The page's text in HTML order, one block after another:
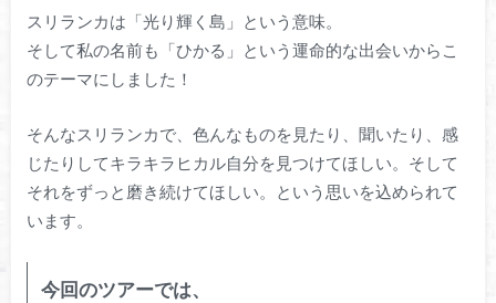
スリランカは「光り輝く島」という意味。
そして私の名前も「ひかる」という運命的な出会いからこ
のテーマにしました！
そんなスリランカで、色んなものを見たり、聞いたり、感
じたりしてキラキラヒカル自分を見つけてほしい。そして
それをずっと磨き続けてほしい。という思いを込められて
います。
今回のツアーでは、